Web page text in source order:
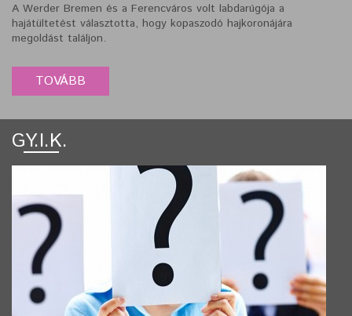
A Werder Bremen és a Ferencváros volt labdarúgója a
hajátültetést választotta, hogy kopaszodó hajkoronájára
megoldást találjon.
GY.I.K.